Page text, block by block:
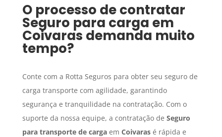
O processo de contratar
Seguro para carga em
Coivaras demanda muito
tempo?
Conte com a Rotta Seguros para obter seu seguro de
carga transporte com agilidade, garantindo
segurança e tranquilidade na contratação. Com o
suporte da nossa equipe, a contratação de Seguro
para transporte de cargaem Coivarasé rápida e